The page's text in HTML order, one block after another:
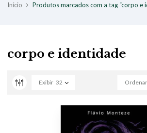
Início Produtos marcados com a tag “corpo e
corpo e identidade
Exibir 32